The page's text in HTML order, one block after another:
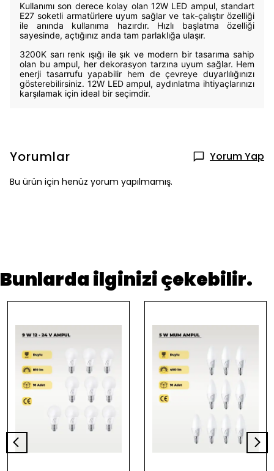
Kullanımı son derece kolay olan 12W LED ampul, standart
E27 soketli armatürlere uyum sağlar ve tak-çalıştır özelliği
ile anında kullanıma hazırdır. Hızlı başlatma özelliği
sayesinde, açtığınız anda tam parlaklığa ulaşır.
3200K sarı renk ışığı ile şık ve modern bir tasarıma sahip
olan bu ampul, her dekorasyon tarzına uyum sağlar. Hem
enerji tasarrufu yapabilir hem de çevreye duyarlılığınızı
gösterebilirsiniz. 12W LED ampul, aydınlatma ihtiyaçlarınızı
karşılamak için ideal bir seçimdir.
Yorumlar Yorum Yap
Bu ürün için henüz yorum yapılmamış.
Bunlarda ilginizi çekebilir.